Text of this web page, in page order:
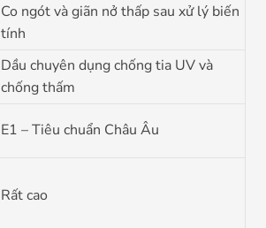
Co ngót và giãn nở thấp sau xử lý biến
tính
Dầu chuyên dụng chống tia UV và
chống thấm
E1 – Tiêu chuẩn Châu Âu
Rất cao